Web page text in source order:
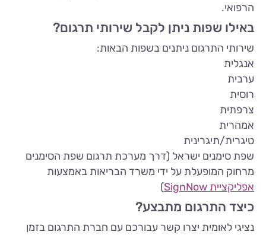
הרפואי.
באילו שפות ניתן לקבל שירותי תרגום?
שירותי התרגום ניתנים בשפות הבאות:
אנגלית
ערבית
רוסית
צרפתית
אמהרית
טיגרית/תיגרינית
שפת סימנים ישראל (דרך מערכת תרגום שפת הסימנים
מרחוק המופעלת על ידי משרד הבריאות באמצעות
אפליקציית SignNow
)
כיצד התרגום מתבצע?
נציגי לאומית יצרו קשר עבורכם עם חברת התרגום בזמן